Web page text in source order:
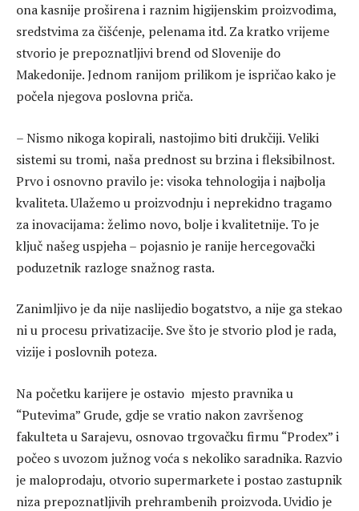
ona kasnije proširena i raznim higijenskim proizvodima,
sredstvima za čišćenje, pelenama itd. Za kratko vrijeme
stvorio je prepoznatljivi brend od Slovenije do
Makedonije. Jednom ranijom prilikom je ispričao kako je
počela njegova poslovna priča.
– Nismo nikoga kopirali, nastojimo biti drukčiji. Veliki
sistemi su tromi, naša prednost su brzina i fleksibilnost.
Prvo i osnovno pravilo je: visoka tehnologija i najbolja
kvaliteta. Ulažemo u proizvodnju i neprekidno tragamo
za inovacijama: želimo novo, bolje i kvalitetnije. To je
ključ našeg uspjeha – pojasnio je ranije hercegovački
poduzetnik razloge snažnog rasta.
Zanimljivo je da nije naslijedio bogatstvo, a nije ga stekao
ni u procesu privatizacije. Sve što je stvorio plod je rada,
vizije i poslovnih poteza.
Na početku karijere je ostavio mjesto pravnika u
“Putevima” Grude, gdje se vratio nakon završenog
fakulteta u Sarajevu, osnovao trgovačku firmu “Prodex” i
počeo s uvozom južnog voća s nekoliko saradnika. Razvio
je maloprodaju, otvorio supermarkete i postao zastupnik
niza prepoznatljivih prehrambenih proizvoda. Uvidio je